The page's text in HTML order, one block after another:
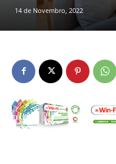
14 de Novembro, 2022